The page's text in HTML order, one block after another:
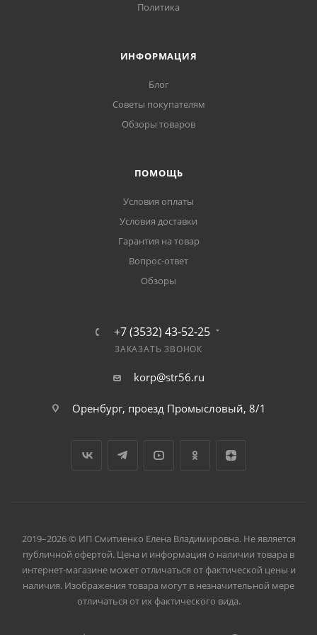
Политика
ИНФОРМАЦИЯ
Блог
Советы покупателям
Обзоры товаров
ПОМОЩЬ
Условия оплаты
Условия доставки
Гарантия на товар
Вопрос-ответ
Обзоры
+7 (3532) 43-52-25
ЗАКАЗАТЬ ЗВОНОК
korp@str56.ru
Оренбург, проезд Промысловый, 8/1
2019–2026 © ИП Смитиенко Елена Владимировна. Не является
публичной офертой. Цена и информация о наличии товара в
интернет-магазине может отличаться от фактической цены и
наличия. Изображения товара могут в незначительной мере
отличаться от их фактического вида.